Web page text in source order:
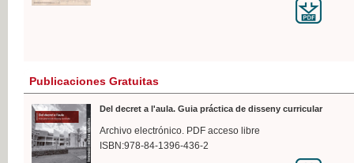
Publicaciones Gratuitas
Del decret a l'aula. Guia práctica de disseny curricular
Archivo electrónico. PDF acceso libre
ISBN:978-84-1396-436-2